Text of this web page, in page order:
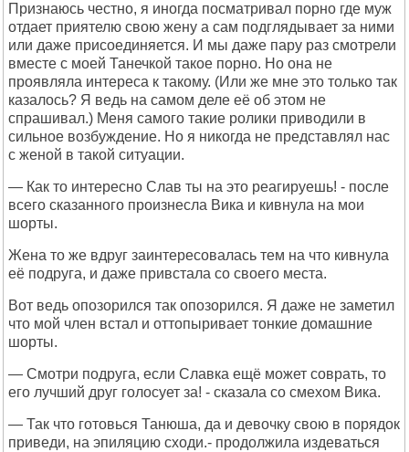
Признаюсь честно, я иногда посматривал порно где муж
отдает приятелю свою жену а сам подглядывает за ними
или даже присоединяется. И мы даже пару раз смотрели
вместе с моей Танечкой такое порно. Но она не
проявляла интереса к такому. (Или же мне это только так
казалось? Я ведь на самом деле её об этом не
спрашивал.) Меня самого такие ролики приводили в
сильное возбуждение. Но я никогда не представлял нас
с женой в такой ситуации.
— Как то интересно Слав ты на это реагируешь! - после
всего сказанного произнесла Вика и кивнула на мои
шорты.
Жена то же вдруг заинтересовалась тем на что кивнула
её подруга, и даже привстала со своего места.
Вот ведь опозорился так опозорился. Я даже не заметил
что мой член встал и оттопыривает тонкие домашние
шорты.
— Смотри подруга, если Славка ещё может соврать, то
его лучший друг голосует за! - сказала со смехом Вика.
— Так что готовься Танюша, да и девочку свою в порядок
приведи, на эпиляцию сходи.- продолжила издеваться